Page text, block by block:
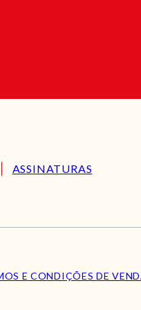
ASSINATURAS
E CONDIÇÕES DE